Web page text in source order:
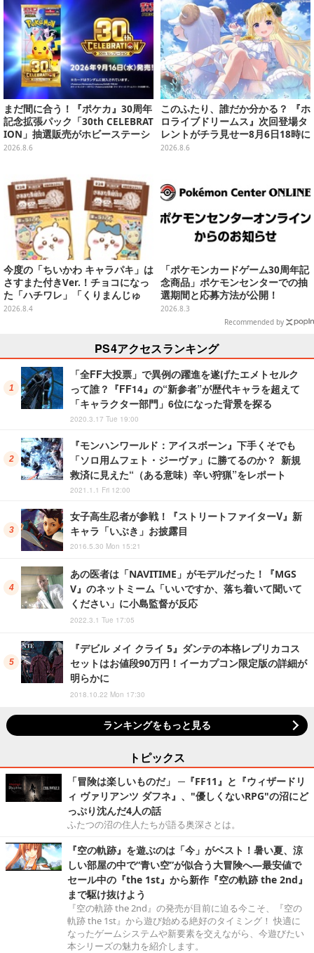
まだ間に合う！『ポケカ』30周年
記念拡張パック「30th CELEBRAT
ION」抽選販売がホビーステーシ
ョンで実施中、8月6日まで
2026.8.6
このふたり、誰だか分かる？ 『ホ
ロライブドリームス』次回登場タ
レントがチラ見せー8月6日18時に
詳細が公開
2026.8.6
今度の「ちいかわ キャラパキ」は
さすまた付きVer.！チョコになっ
た「ハチワレ」「くりまんじゅ
う」たちも可愛い全8種
2026.8.4
「ポケモンカードゲーム30周年記
念商品」ポケモンセンターでの抽
選期間と応募方法が公開！
2026.8.3
Recommended by
PS4アクセスランキング
「全FF大投票」で異例の躍進を遂げたエメトセルク
って誰？『FF14』の“新参者”が歴代キャラを超えて
「キャラクター部門」6位になった背景を探る
2020.3.17 Tue 19:00
『モンハンワールド：アイスボーン』下手くそでも
「ソロ用ムフェト・ジーヴァ」に勝てるのか？ 新規
救済に見えた“（ある意味）辛い狩猟”をレポート
2021.1.1 Fri 12:00
女子高生忍者が参戦！『ストリートファイターV』新
キャラ「いぶき」お披露目
2016.5.30 Mon 15:21
あの医者は「NAVITIME」がモデルだった！『MGS
V』のネットミーム「いいですか、落ち着いて聞いて
ください」に小島監督が反応
2022.3.1 Tue 17:05
『デビル メイ クライ 5』ダンテの本格レプリカコス
セットはお値段90万円！イーカプコン限定版の詳細が
明らかに
2018.10.22 Mon 17:30
ランキングをもっと見る
トピックス
「冒険は楽しいものだ」 ─『FF11』と『ウィザードリ
ィ ヴァリアンツ ダフネ』、"優しくないRPG"の沼にど
っぷり沈んだ4人の話
ふたつの沼の住人たちが語る奥深さとは。
『空の軌跡』を遊ぶのは「今」がベスト！暑い夏、涼
しい部屋の中で“青い空”が似合う大冒険へ―最安値で
セール中の『the 1st』から新作『空の軌跡 the 2nd』
まで駆け抜けよう
『空の軌跡 the 2nd』の発売が目前に迫る今こそ、『空の
軌跡 the 1st』から遊び始める絶好のタイミング！ 快適に
なったゲームシステムや新要素を交えながら、今遊びたい
本シリーズの魅力を紹介します。